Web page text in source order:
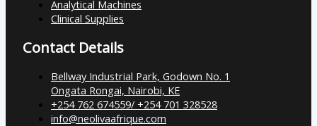
Analytical Machines
Clinical Supplies
Contact Details
Bellway Industrial Park, Godown No. 1
Ongata Rongai, Nairobi, KE
+254 762 674559/ +254 701 328528
info@neolivaafrique.com